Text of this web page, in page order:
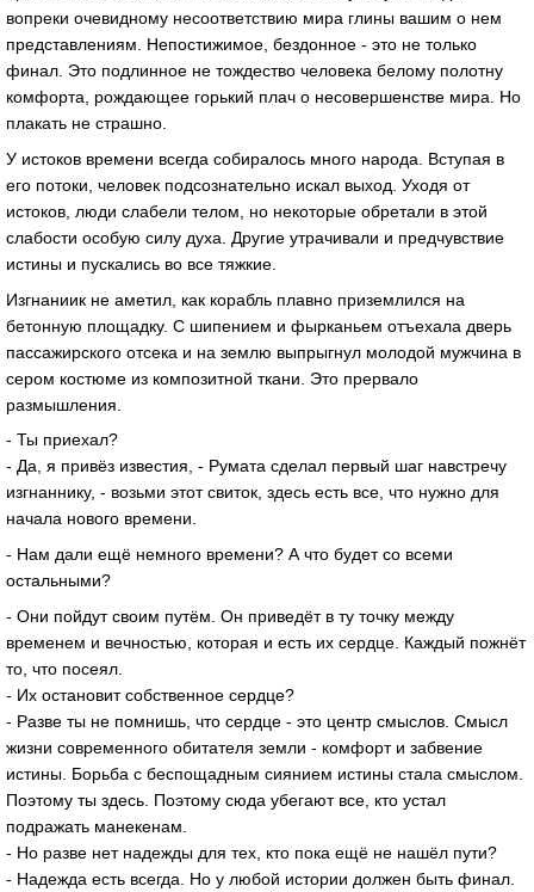
вопреки очевидному несоответствию мира глины вашим о нем
представлениям. Непостижимое, бездонное - это не только
финал. Это подлинное не тождество человека белому полотну
комфорта, рождающее горький плач о несовершенстве мира. Но
плакать не страшно.
У истоков времени всегда собиралось много народа. Вступая в
его потоки, человек подсознательно искал выход. Уходя от
истоков, люди слабели телом, но некоторые обретали в этой
слабости особую силу духа. Другие утрачивали и предчувствие
истины и пускались во все тяжкие.
Изгнаниик не аметил, как корабль плавно приземлился на
бетонную площадку. С шипением и фырканьем отъехала дверь
пассажирского отсека и на землю выпрыгнул молодой мужчина в
сером костюме из композитной ткани. Это прервало
размышления.
- Ты приехал?
- Да, я привёз известия, - Румата сделал первый шаг навстречу
изгнаннику, - возьми этот свиток, здесь есть все, что нужно для
начала нового времени.
- Нам дали ещё немного времени? А что будет со всеми
остальными?
- Они пойдут своим путём. Он приведёт в ту точку между
временем и вечностью, которая и есть их сердце. Каждый пожнёт
то, что посеял.
- Их остановит собственное сердце?
- Разве ты не помнишь, что сердце - это центр смыслов. Смысл
жизни современного обитателя земли - комфорт и забвение
истины. Борьба с беспощадным сиянием истины стала смыслом.
Поэтому ты здесь. Поэтому сюда убегают все, кто устал
подражать манекенам.
- Но разве нет надежды для тех, кто пока ещё не нашёл пути?
- Надежда есть всегда. Но у любой истории должен быть финал.